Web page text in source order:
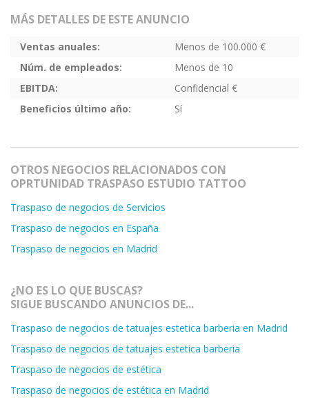
MÁS DETALLES DE ESTE ANUNCIO
Ventas anuales:
Menos de 100.000 €
Núm. de empleados:
Menos de 10
EBITDA:
Confidencial €
Beneficios último año:
Sí
OTROS NEGOCIOS RELACIONADOS CON
OPRTUNIDAD TRASPASO ESTUDIO TATTOO
Traspaso de negocios de Servicios
Traspaso de negocios en España
Traspaso de negocios en Madrid
¿NO ES LO QUE BUSCAS?
SIGUE BUSCANDO ANUNCIOS DE...
Traspaso de negocios de tatuajes estetica barberia en Madrid
Traspaso de negocios de tatuajes estetica barberia
Traspaso de negocios de estética
Traspaso de negocios de estética en Madrid